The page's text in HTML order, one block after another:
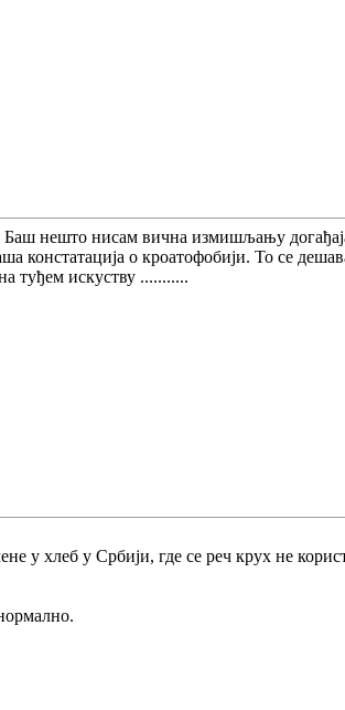
нешто нисам вична измишљању
о кроатофобији. То се
туђем искуству ...........
у хлеб у Србији, где се реч крух не